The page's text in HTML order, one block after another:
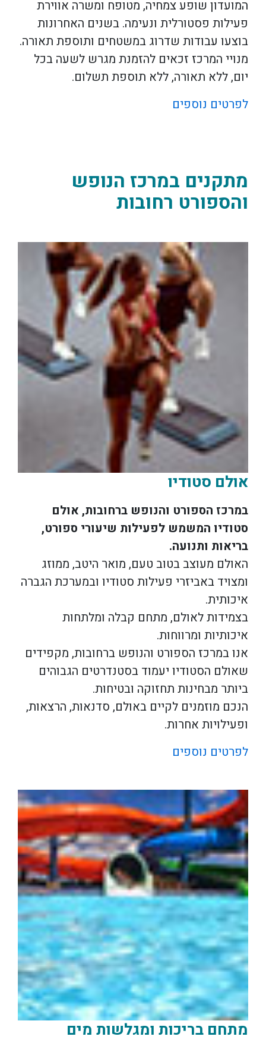
המועדון שופע צמחיה, מטופח ומשרה אווירת
פעילות פסטורלית ונעימה. בשנים האחרונות
בוצעו עבודות שדרוג במשטחים ותוספת תאורה.
מנויי המרכז זכאים להזמנת מגרש לשעה בכל
יום, ללא תאורה, ללא תוספת תשלום.
לפרטים נוספים
מתקנים במרכז הנופש
והספורט רחובות
אולם סטודיו
במרכז הספורט והנופש ברחובות, אולם
סטודיו המשמש לפעילות שיעורי ספורט,
בריאות ותנועה.
האולם מעוצב בטוב טעם, מואר היטב, ממוזג
ומצויד באביזרי פעילות סטודיו ובמערכת הגברה
איכותית.
בצמידות לאולם, מתחם קבלה ומלתחות
איכותיות ומרווחות.
אנו במרכז הספורט והנופש ברחובות, מקפידים
שאולם הסטודיו יעמוד בסטנדרטים הגבוהים
ביותר מבחינות תחזוקה ובטיחות.
הנכם מוזמנים לקיים באולם, סדנאות, הרצאות,
ופעילויות אחרות.
לפרטים נוספים
מתחם בריכות ומגלשות מים